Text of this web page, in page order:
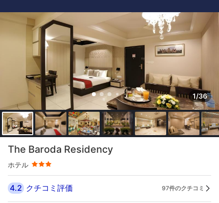
1/36
The Baroda Residency
ホテル
星評価 3つ星
4.2 クチコミ評価 97件のクチコミ